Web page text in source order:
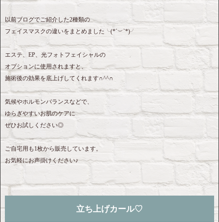
以前ブログでご紹介した2種類の
フェイスマスクの違いをまとめました╰(*´︶`*)╯
エステ、EP、光フォトフェイシャルの
オプションに使用されますと、
施術後の効果を底上げしてくれます∩^^∩
気候やホルモンバランスなどで、
ゆらぎやすいお肌のケアに
ぜひお試しください◎
ご自宅用も1枚から販売しています。
お気軽にお声掛けください♪
立ち上げカール♡